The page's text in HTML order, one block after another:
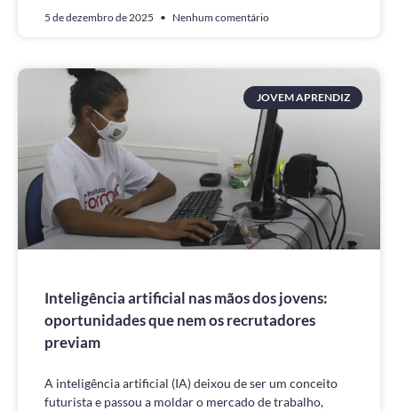
5 de dezembro de 2025 Nenhum comentário
JOVEM APRENDIZ
Inteligência artificial nas mãos dos jovens:
oportunidades que nem os recrutadores
previam
A inteligência artificial (IA) deixou de ser um conceito
futurista e passou a moldar o mercado de trabalho,